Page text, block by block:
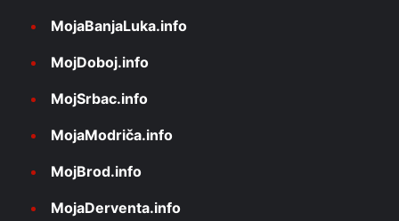
MojaBanjaLuka.info
MojDoboj.info
MojSrbac.info
MojaModriča.info
MojBrod.info
MojaDerventa.info